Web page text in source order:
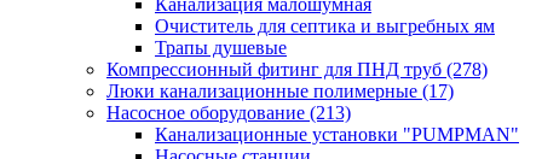
Канализация малошумная
Очиститель для септика и выгребных ям
Трапы душевые
Компрессионный фитинг для ПНД труб (278)
Люки канализационные полимерные (17)
Насосное оборудование (213)
Канализационные установки "PUMPMAN"